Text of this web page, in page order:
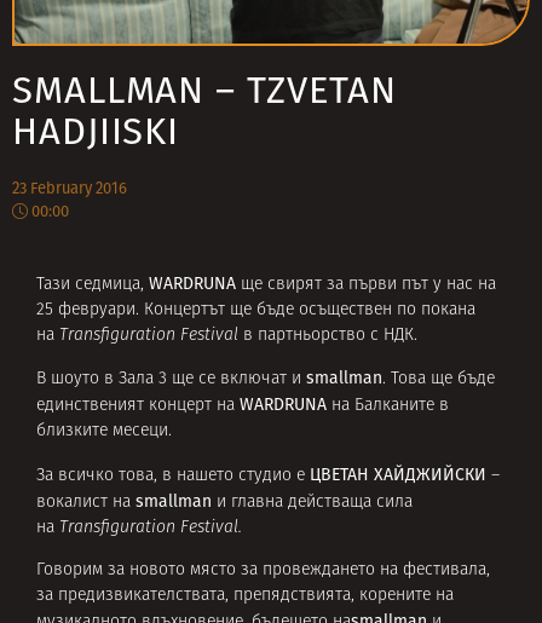
SMALLMAN – TZVETAN
HADJIISKI
23 February 2016
00:00
Тази седмица, WARDRUNA ще свирят за първи път у нас на
25 февруари. Концертът ще бъде осъществен по покана
на Transfiguration Festival в партньорство с НДК.
В шоуто в Зала 3 ще се включат и smallman. Това ще бъде
единственият концерт на WARDRUNA на Балканите в
близките месеци.
За всичко това, в нашето студио е ЦВЕТАН ХАЙДЖИЙСКИ –
вокалист на smallman и главна действаща сила
на Transfiguration Festival.
Говорим за новото място за провеждането на фестивала,
за предизвикателствата, препядствията, корените на